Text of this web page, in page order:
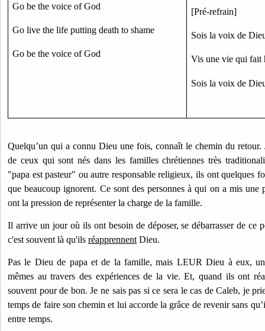
Go be the voice of God
Go live the life putting death to shame
Go be the voice of God
[Pré-refrain]
Sois la voix de
Vis une vie qui fait
Sois la voix de
Quelqu’un qui a connu Dieu une fois, connaît le chemin du retour.
de ceux qui sont nés dans les familles chrétiennes très
"papa est pasteur" ou autre responsable religieux, ils ont quelques
que beaucoup ignorent. Ce sont des personnes à qui on a mis une
ont la pression de représenter la charge de la famille.
Il arrive un jour où ils ont besoin de déposer, se débarrasser de ce
c'est souvent là qu'ils réapprennent Dieu.
Pas le Dieu de papa et de la famille, mais LEUR Dieu à eux,
mêmes au travers des expériences de la vie. Et, quand ils ont
souvent pour de bon. Je ne sais pas si ce sera le cas de Caleb, je
temps de faire son chemin et lui accorde la grâce de revenir sans
entre temps.